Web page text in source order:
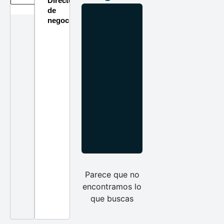
de
negocios
Parece que no
encontramos lo
que buscas